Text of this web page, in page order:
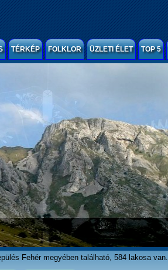
TÉRKÉP FOLKLOR ÜZLETI ÉLET TOP 5
Fehér megyében található, 584 lakosa van.